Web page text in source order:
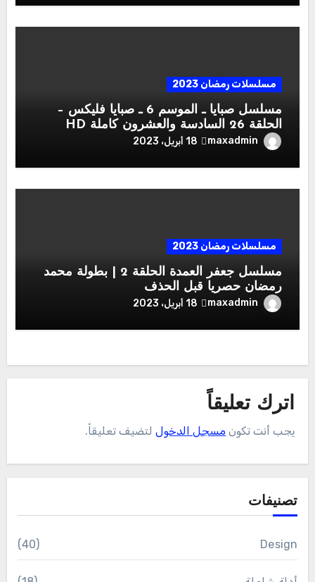
مسلسلات رمضان 2023
مسلسل صبايا ـ الموسم 6 ـ صبايا فليكس –
الحلقة 26 السادسة والعشرون كاملة HD
maxadmin 18 أبريل، 2023
مسلسلات رمضان 2023
مسلسل جعفر العمدة الحلقة 2 | بطولة محمد
رمضان حصريا قبل الحذف
maxadmin 18 أبريل، 2023
اترك تعليقاً
يجب أنت تكون مسجل الدخوللتضيف تعليقاً.
تصنيفات
Design
(40)